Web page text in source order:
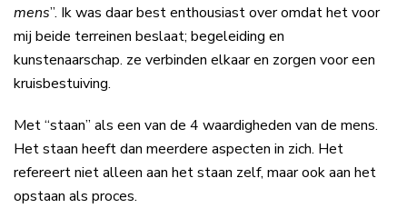
mens”. Ik was daar best enthousiast over omdat het voor
mij beide terreinen beslaat; begeleiding en
kunstenaarschap. ze verbinden elkaar en zorgen voor een
kruisbestuiving.
Met “staan” als een van de 4 waardigheden van de mens.
Het staan heeft dan meerdere aspecten in zich. Het
refereert niet alleen aan het staan zelf, maar ook aan het
opstaan als proces.